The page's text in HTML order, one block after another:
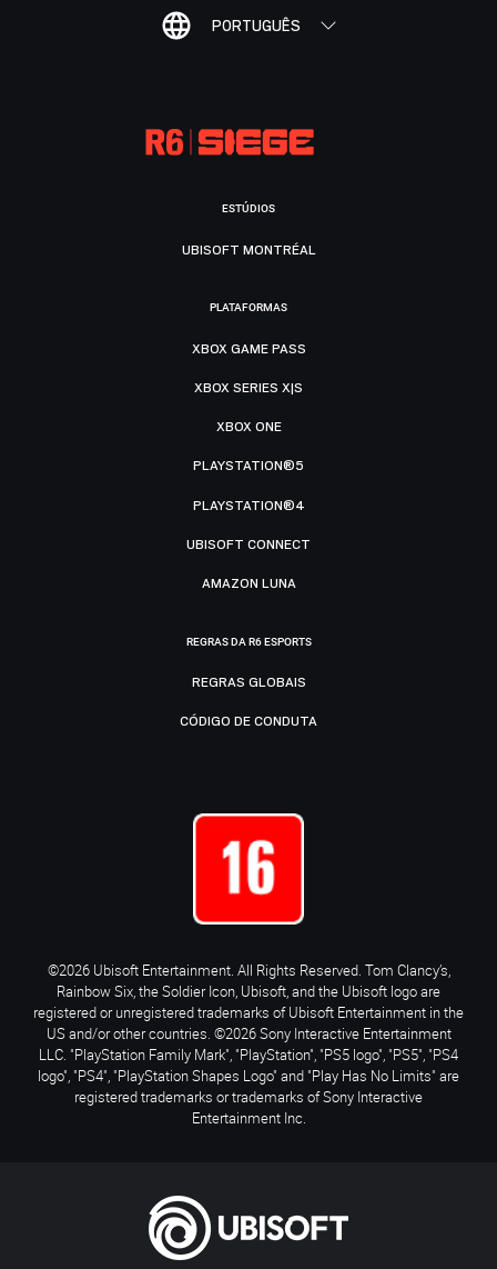
PORTUGUÊS
ESTÚDIOS
UBISOFT MONTRÉAL
PLATAFORMAS
XBOX GAME PASS
XBOX SERIES X|S
XBOX ONE
PLAYSTATION®5
PLAYSTATION®4
UBISOFT CONNECT
AMAZON LUNA
REGRAS DA R6 ESPORTS
REGRAS GLOBAIS
CÓDIGO DE CONDUTA
©2026 Ubisoft Entertainment. All Rights Reserved. Tom Clancy’s,
Rainbow Six, the Soldier Icon, Ubisoft, and the Ubisoft logo are
registered or unregistered trademarks of Ubisoft Entertainment in the
US and/or other countries. ©2026 Sony Interactive Entertainment
LLC. "PlayStation Family Mark", "PlayStation", "PS5 logo", "PS5", "PS4
logo", "PS4", "PlayStation Shapes Logo" and "Play Has No Limits" are
registered trademarks or trademarks of Sony Interactive
Entertainment Inc.